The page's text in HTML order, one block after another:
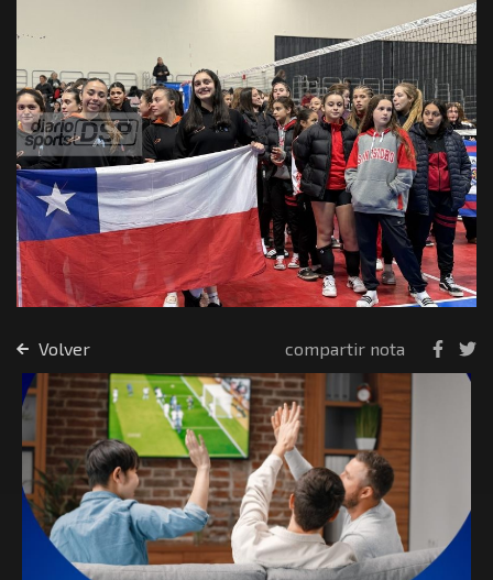
Volver compartir nota